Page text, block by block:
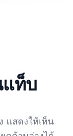
แท็บ
แสดงให้เห็น